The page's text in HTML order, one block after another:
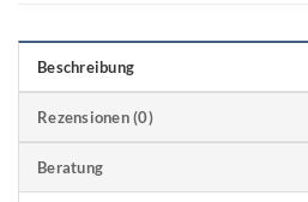
Beschreibung
Rezensionen (0)
Beratung